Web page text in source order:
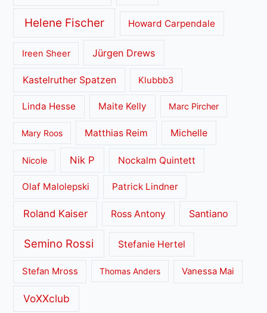
Helene Fischer Howard Carpendale
Ireen Sheer Jürgen Drews
Kastelruther Spatzen Klubbb3
Linda Hesse Maite Kelly Marc Pircher
Mary Roos Matthias Reim Michelle
Nicole Nik P Nockalm Quintett
Olaf Malolepski Patrick Lindner
Roland Kaiser Ross Antony Santiano
Semino Rossi Stefanie Hertel
Stefan Mross Thomas Anders Vanessa Mai
VoXXclub